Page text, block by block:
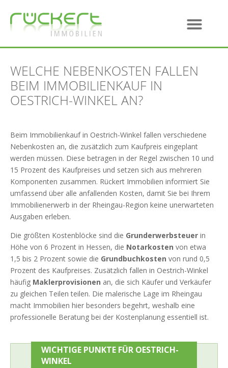
WELCHE NEBENKOSTEN FALLEN
BEIM IMMOBILIENKAUF IN
OESTRICH-WINKEL AN?
Beim Immobilienkauf in Oestrich-Winkel fallen verschiedene
Nebenkosten an, die zusätzlich zum Kaufpreis eingeplant
werden müssen. Diese betragen in der Regel zwischen 10 und
15 Prozent des Kaufpreises und setzen sich aus mehreren
Komponenten zusammen. Rückert Immobilien informiert Sie
umfassend über alle anfallenden Kosten, damit Sie bei Ihrem
Immobilienerwerb in der Rheingau-Region keine unerwarteten
Ausgaben erleben.
Die größten Kostenblöcke sind die Grunderwerbsteuer in
Höhe von 6 Prozent in Hessen, die Notarkosten von etwa
1,5 bis 2 Prozent sowie die Grundbuchkosten von rund 0,5
Prozent des Kaufpreises. Zusätzlich fallen in Oestrich-Winkel
häufig Maklerprovisionen an, die sich Käufer und Verkäufer
zu gleichen Teilen teilen. Die malerische Lage im Rheingau
macht Immobilien hier besonders begehrt, weshalb eine
professionelle Beratung bei der Kostenplanung essentiell ist.
WICHTIGE PUNKTE FÜR OESTRICH-
WINKEL